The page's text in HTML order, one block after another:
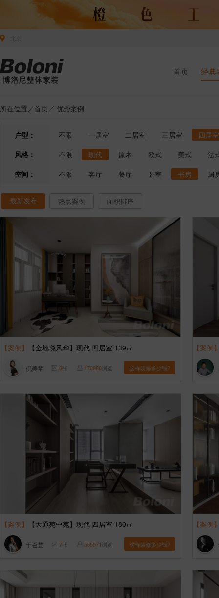
首页 经典
所在位置／首页 ／ 优秀案例
户型： 不限 一居室 二居室 三居室
四居室
风格：
不限 现代 原木 欧式 美式
法
空间：
不限 客厅 餐厅 卧室 书房 厨
最新发布 热点案例 面积排序
【案例】 【金地悦风华】现代 四居室 139㎡
倪美苹 6张 170988浏览 这样装修多少钱?
【案例
【案例】 【天通苑中苑】现代 四居室 180㎡
于召芸 7张 555971浏览 这样装修多少钱?
【案例